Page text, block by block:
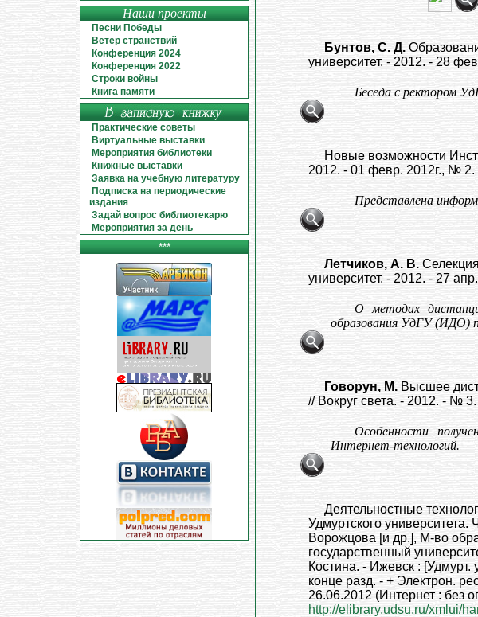
Наши проекты
Песни Победы
Ветер странствий
Конференция 2024
Конференция 2022
Строки войны
Книга памяти
Практические советы
Виртуальные выставки
Мероприятия библиотеки
Книжные выставки
Заявка на учебную литературу
Подписка на периодические
издания
Задай вопрос библиотекарю
Мероприятия за день
***
Бунтов, С. Д.
университет. - 2012. - 28
Беседа с ректором
Новые возможности
2012. - 01 февр. 2012г., № 2.
Представлена
Летчиков, А. В.
университет. - 2012. - 27
О методах
образования УдГУ (ИДО)
Говорун, М. Высшее
// Вокруг света. - 2012. - №
Особенности
Интернет-технологий.
Деятельностные
Удмуртского
Ворожцова [и др.], М-во
государственный
Костина. - Ижевск : [Удмурт.
конце разд. - + Электрон.
26.06.2012 (Интернет : без
http://elibrary.udsu.ru/xmlui/